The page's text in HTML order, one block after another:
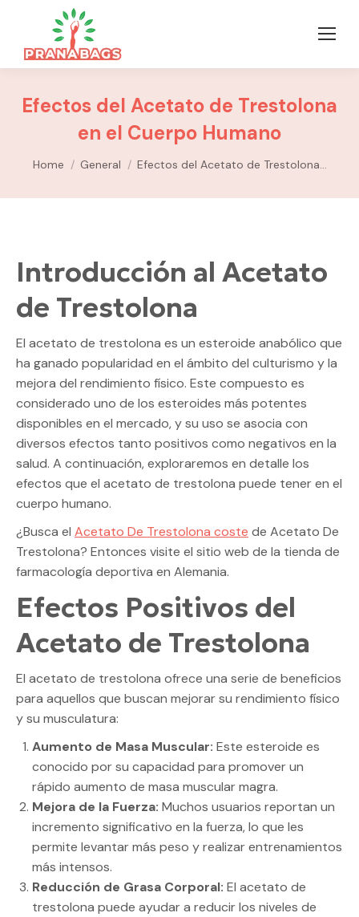
Efectos del Acetato de Trestolona
en el Cuerpo Humano
You are here:
Home General Efectos del Acetato de Trestolona…
Introducción al Acetato
de Trestolona
El acetato de trestolona es un esteroide anabólico que
ha ganado popularidad en el ámbito del culturismo y la
mejora del rendimiento físico. Este compuesto es
considerado uno de los esteroides más potentes
disponibles en el mercado, y su uso se asocia con
diversos efectos tanto positivos como negativos en la
salud. A continuación, exploraremos en detalle los
efectos que el acetato de trestolona puede tener en el
cuerpo humano.
¿Busca el Acetato De Trestolona coste de Acetato De
Trestolona? Entonces visite el sitio web de la tienda de
farmacología deportiva en Alemania.
Efectos Positivos del
Acetato de Trestolona
El acetato de trestolona ofrece una serie de beneficios
para aquellos que buscan mejorar su rendimiento físico
y su musculatura:
Aumento de Masa Muscular: Este esteroide es
conocido por su capacidad para promover un
rápido aumento de masa muscular magra.
Mejora de la Fuerza: Muchos usuarios reportan un
incremento significativo en la fuerza, lo que les
permite levantar más peso y realizar entrenamientos
más intensos.
Reducción de Grasa Corporal: El acetato de
trestolona puede ayudar a reducir los niveles de